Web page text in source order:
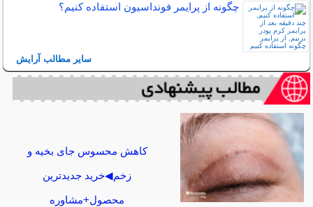
چگونه از پرایمر فونداسیون استفاده کنیم؟
سایر مطالب آرایش
کاهش محسوس جای بخیه و
زخم◀خرید جدیدترین
محصول+مشاوره